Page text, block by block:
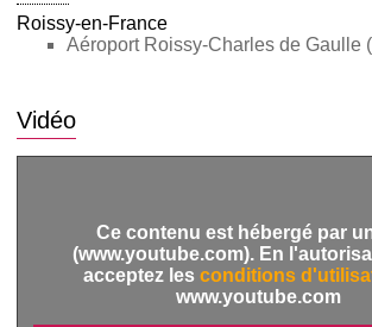
Roissy-en-France
Aéroport Roissy-Charles de Gaulle
Vidéo
Ce contenu est hébergé par
(www.youtube.com). En
acceptez les conditions
www.youtube.com